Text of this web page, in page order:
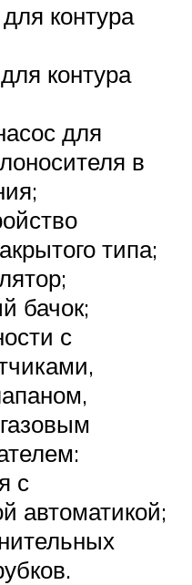
контура
контура
для
в
типа;
бачок;
с
с
автоматикой;